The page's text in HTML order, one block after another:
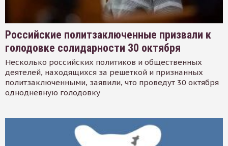
Российские политзаключенные призвали к
голодовке солидарности 30 октября
Несколько российских политиков и общественных
деятелей, находящихся за решеткой и признанных
политзаключенными, заявили, что проведут 30 октября
однодневную голодовку